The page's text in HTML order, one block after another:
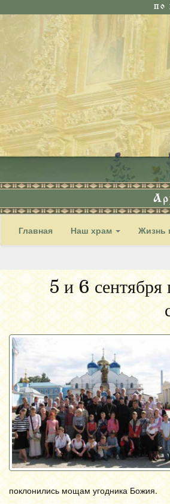
ПО
Главная Наш храм Жизнь
5 и 6 сентября
поклонились мощам угодника Божия.